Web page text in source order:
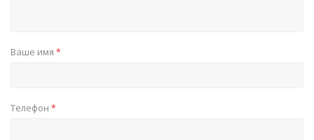
Ваше имя *
Телефон *